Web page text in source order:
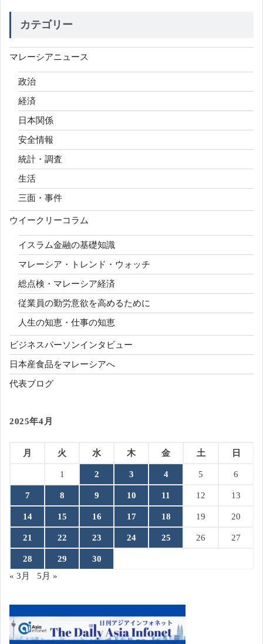
カテゴリー
マレーシアニュース
政治
経済
日本関係
安全情報
統計・調査
生活
三面・事件
ウイークリーコラム
イスラム金融の基礎知識
マレーシア・トレンド・ウォッチ
総点検・マレーシア経済
従業員の勤労意欲を高めるために
人生の知恵・仕事の知恵
ビジネスパーソンインタビュー
日本産食品をマレーシアへ
代表ブログ
2025年4月
月 火 水 木 金 土 日
1 2 3 4 5 6
7 8 9 10 11 12 13
14 15 16 17 18 19 20
21 22 23 24 25 26 27
28 29
30
« 3月
5月 »